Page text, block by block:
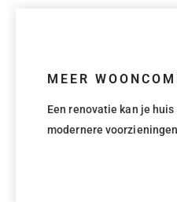
MEER
Een renovatie kan je
modernere